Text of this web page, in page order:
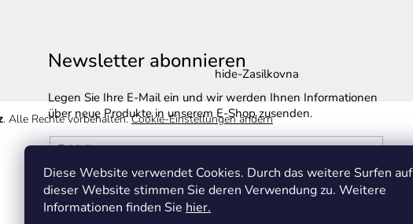
Diese Website verwendet Cookies. Durch das weitere Surfen auf
dieser Website stimmen Sie deren Verwendung zu. Weitere
Informationen finden Sie hier.
Newsletter abonnieren
Legen Sie Ihre E-Mail ein und wir werden Ihnen Informationen
über neue Produkte in unserem E-Shop zusenden.
E-Mail
Vložením e-mailu souhlasíte s
podmínkami ochrany
osobních údajů
hide-Zasilkovna
. Alle Rechte vorbehalten.Cookie-Einstellungen ändern